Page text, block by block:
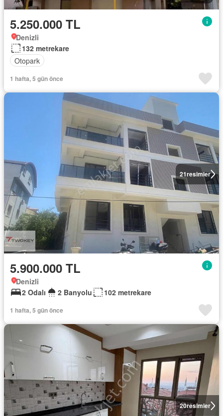
5.250.000 TL
Denizli
132 metrekare
Otopark
1 hafta, 5 gün önce
21resimler
5.900.000 TL
Denizli
2 Odalı
2 Banyolu 102 metrekare
1 hafta, 5 gün önce
20resimler